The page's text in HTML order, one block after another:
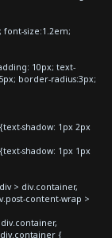
size:1.2em;
10px; text-
border-radius:3px;
shadow: 1px 2px
shadow: 1px 1px
> div.container,
content-wrap >
{